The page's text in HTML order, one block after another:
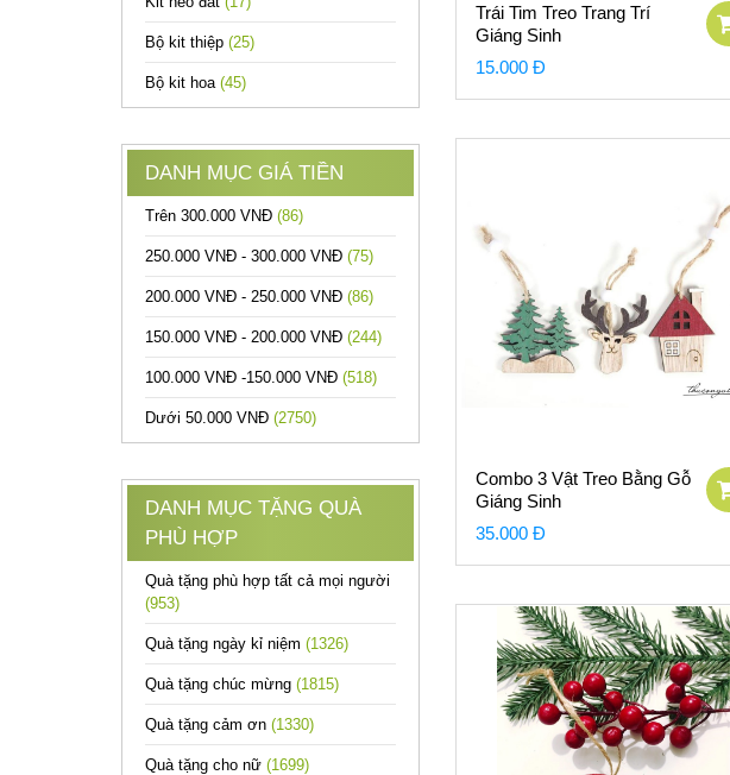
Bộ kit thiệp (25)
Bộ kit hoa (45)
DANH MỤC GIÁ TIỀN
Trên 300.000 VNĐ (86)
250.000 VNĐ - 300.000 VNĐ (75)
200.000 VNĐ - 250.000 VNĐ (86)
150.000 VNĐ - 200.000 VNĐ (244)
100.000 VNĐ -150.000 VNĐ (518)
Dưới 50.000 VNĐ (2750)
DANH MỤC TẶNG QUÀ
PHÙ HỢP
Quà tặng phù hợp tất cả mọi người
(953)
Quà tặng ngày kỉ niệm (1326)
Quà tặng chúc mừng (1815)
Quà tặng cảm ơn (1330)
Quà tặng cho nữ (1699)
Trái Tim Treo Trang Trí
Giáng Sinh
15.000 Đ
Combo 3 Vật Treo Bằng Gỗ
Giáng Sinh
35.000 Đ